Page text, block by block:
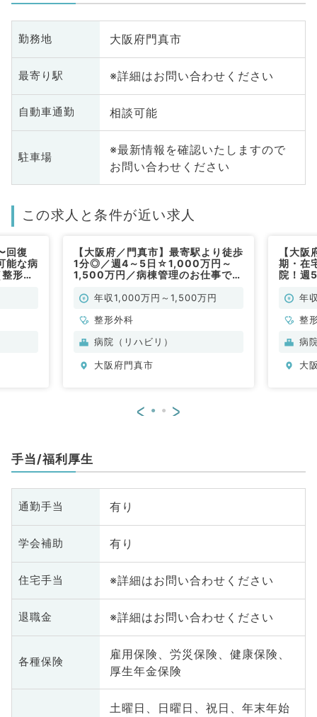
勤務地 大阪府門真市
最寄り駅 ※詳細はお問い合わせください
自動車通勤 相談可能
駐車場
※最新情報を確認いたしますので
お問い合わせください
この求人と条件が近い求人
回復
能な病
形外
【大阪府／門真市】最寄駅より徒歩
1分◎／週4～5日☆1,000万円～
1,500万円／病棟管理のお仕事です
年収1,000万円～1,500万円
整形外科
病院（リハビリ）
大阪府門真市
【大
期・在
院！週
年
整
病
大
< >
手当/福利厚生
通勤手当 有り
学会補助 有り
住宅手当 ※詳細はお問い合わせください
退職金 ※詳細はお問い合わせください
各種保険
雇用保険、労災保険、健康保険、
厚生年金保険
土曜日、日曜日、祝日、年末年始